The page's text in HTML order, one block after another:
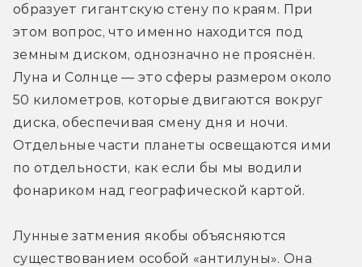
образует гигантскую стену по краям. При
этом вопрос, что именно находится под
земным диском, однозначно не прояснён.
Луна и Солнце — это сферы размером около
50 километров, которые двигаются вокруг
диска, обеспечивая смену дня и ночи.
Отдельные части планеты освещаются ими
по отдельности, как если бы мы водили
фонариком над географической картой.
Лунные затмения якобы объясняются
существованием особой «антилуны». Она